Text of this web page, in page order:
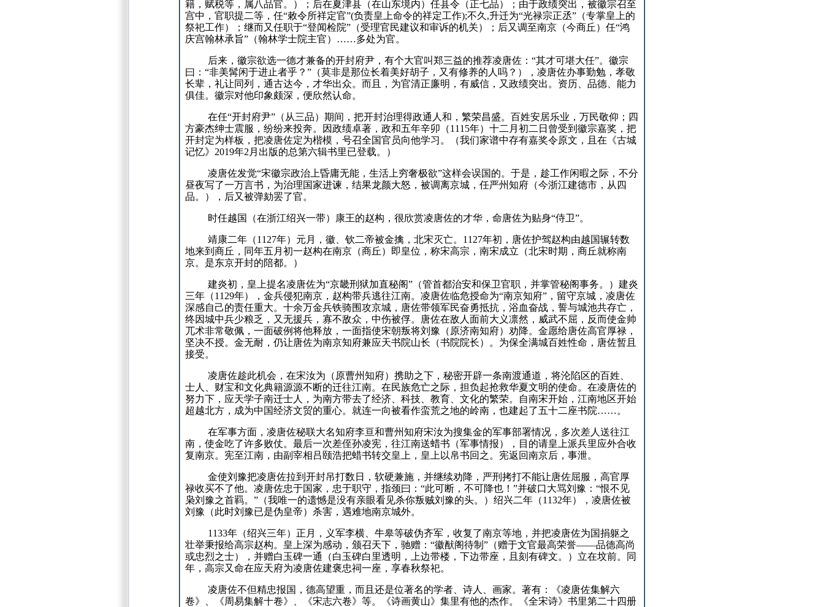
籍，赋税等，属八品官。
）； 后在夏津县（在山东境内）任县令（正七品）； 由于政绩突出，被徽宗召至
宫中，官职提二等，任“敕令所祥定官”(负责皇上命令的祥定工作);不久 ,升迁为“光禄宗正丞”（专掌皇上的
祭祀工作）； 继而又任职于“登闻检院”（受理官民建议和审诉的机关）； 后又调至南京（今商丘）任“鸿
庆宫翰林承旨”（翰林学士院主官）……多处为官。
后来，徽宗欲选一德才兼备的开封府尹，有个大官叫郑三益的推荐凌唐佐： “其才可堪大任”。 徽宗
曰： “非美髯闲于进止者乎？ ”（莫非是那位长着美好胡子，又有修养的人吗？ ），凌唐佐办事勤勉，孝敬
长辈，礼让同列，通古达今，才华出众。 而且，为官清正廉明，有威信，又政绩突出。 资历、品德、能力
俱佳。 徽宗对他印象颇深，便欣然认命。
在任“开封府尹”（从三品）期间，把开封治理得政通人和，繁荣昌盛。 百姓安居乐业，万民敬仰； 四
方豪杰绅士震服，纷纷来投奔。
因政绩卓著，政和五年辛卯（1115年）十二月初二日曾受到徽宗嘉奖，把
开封定为样板，把凌唐佐定为楷模，号召全国官员向他学习。
（我们家谱中存有嘉奖令原文，且在《古城
记忆》 2019年2 月出版的总第六辑书里已登载。 ）
凌唐佐发觉“宋徽宗政治上昏庸无能，生活上穷奢极欲”这样会误国的。 于是，趁工作闲暇之际，不分
昼夜写了一万言书，为治理国家进谏，结果龙颜大怒，被调离京城，任严州知府（今浙江建德市，从四
品。
），后又被弹劾罢了官。
时任越国（在浙江绍兴一带）康王的赵构，很欣赏凌唐佐的才华，命唐佐为贴身“侍卫”。
靖康二年（1127年）元月，徽、钦二帝被金擒，北宋灭亡。 1127年初，唐佐护驾赵构由越国辗转数
地来到商丘，同年五月初一赵构在南京（商丘）即皇位，称宋高宗，南宋成立（北宋时期，商丘就称南
京。 是东京开封的陪都。 ）
建炎初，皇上提名凌唐佐为“京畿刑狱加直秘阁”（管首都治安和保卫官职，并掌管秘阁事务。
）建炎
三年（1129年），金兵侵犯南京，赵构带兵逃往江南。 凌唐佐临危授命为“南京知府”，留守京城，凌唐佐
深感自己的责任重大。 十余万金兵铁骑围攻京城，唐佐带领军民奋勇抵抗，浴血奋战，誓与城池共存亡，
终因城中兵少粮乏，又无援兵，寡不敌众，中伤被俘。
唐佐在敌人面前大义凛然，威武不屈，反而使金帅
兀术非常敬佩，一面破例将他释放，一面指使宋朝叛将刘豫（原济南知府）劝降。 金愿给唐佐高官厚禄，
坚决不授。 金无耐，仍让唐佐为南京知府兼应天书院山长（书院院长）。 为保全满城百姓性命，唐佐暂且
接受。
凌唐佐趁此机会，在宋汝为（原曹州知府）携助之下，秘密开辟一条南渡通道，将沦陷区的百姓、
士人、财宝和文化典籍源源不断的迁往江南。 在民族危亡之际，担负起抢救华夏文明的使命。 在凌唐佐的
努力下，应天学子南迁士人，为南方带去了经济、科技、教育、文化的繁荣。
自南宋开始，江南地区开始
超越北方，成为中国经济文贸的重心。 就连一向被看作蛮荒之地的岭南，也建起了五十二座书院……。
在军事方面，凌唐佐秘联大名知府李亘和曹州知府宋汝为搜集金的军事部署情况，多次差人送往江
南，使金吃了许多败仗。 最后一次差侄孙凌宪，往江南送蜡书（军事情报），目的请皇上派兵里应外合收
复南京。 宪至江南，由副宰相吕颐浩把蜡书转交皇上，皇上以帛书回之。 宪返回南京后，事泄。
金使刘豫把凌唐佐拉到开封吊打数日，软硬兼施，并继续劝降，严刑拷打不能让唐佐屈服，高官厚
禄收买不了他。 凌唐佐忠于国家，忠于职守，指颈曰： “此可断，不可降也！ ”并破口大骂刘豫： “恨不见
枭刘豫之首羁。 ”（我唯一的遗憾是没有亲眼看见杀你叛贼刘豫的头。 ）绍兴二年（1132年），凌唐佐被
刘豫（此时刘豫已是伪皇帝）杀害，遇难地南京城外。
1133年（绍兴三年）正月，义军李横、牛皋等破伪齐军，收复了南京等地，并把凌唐佐为国捐躯之
壮举秉报给高宗赵构。 皇上深为感动，颁召天下，驰赠： “徽猷阁待制”（赠于文官最高荣誉——品德高尚
或忠烈之士），并赠白玉碑一通（白玉碑白里透明，上边带楼，下边带座，且刻有碑文。
）立在坟前。
同
年，高宗又命在应天府为凌唐佐建褒忠祠一座，享春秋祭祀。
凌唐佐不但精忠报国，德高望重，而且还是位著名的学者、诗人、画家。 著有：
《凌唐佐集解六
卷》、《周易集解十卷》、《宋志六卷》等。
《诗画黄山》集里有他的杰作。
《全宋诗》书里第二十四册